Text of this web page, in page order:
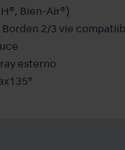
Bien-Air®)
2/3 vie
esterno